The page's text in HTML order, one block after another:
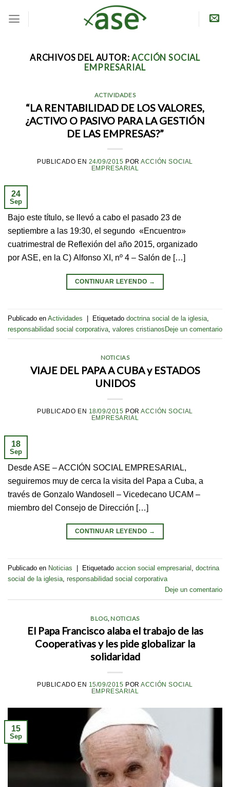
ARCHIVOS DEL AUTOR:ACCIÓN SOCIAL
EMPRESARIAL
ACTIVIDADES
“LA RENTABILIDAD DE LOS VALORES,
¿ACTIVO O PASIVO PARA LA GESTIÓN
DE LAS EMPRESAS?”
PUBLICADO EN 24/09/2015 PORACCIÓN SOCIAL
EMPRESARIAL
24
Sep
Bajo este título, se llevó a cabo el pasado 23 de
septiembre a las 19:30, el segundo «Encuentro»
cuatrimestral de Reflexión del año 2015, organizado
por ASE, en la C) Alfonso XI, nº 4 – Salón de […]
CONTINUAR LEYENDO →
Publicado en Actividades | Etiquetado doctrina social de la iglesia
responsabilidad social corporativa valores cristianosDeje un comentario
NOTICIAS
VIAJE DEL PAPA A CUBA y ESTADOS
UNIDOS
PUBLICADO EN 18/09/2015 PORACCIÓN SOCIAL
EMPRESARIAL
18
Sep
Desde ASE – ACCIÓN SOCIAL EMPRESARIAL,
seguiremos muy de cerca la visita del Papa a Cuba, a
través de Gonzalo Wandosell – Vicedecano UCAM –
miembro del Consejo de Dirección […]
CONTINUAR LEYENDO →
Publicado en Noticias Etiquetado accion social empresarial
doctrina
social de la iglesia responsabilidad social corporativa
Deje un comentario
BLOG, NOTICIAS
El Papa Francisco alaba el trabajo de las
Cooperativas y les pide globalizar la
solidaridad
PUBLICADO EN 15/09/2015 PORACCIÓN SOCIAL
EMPRESARIAL
15
Sep